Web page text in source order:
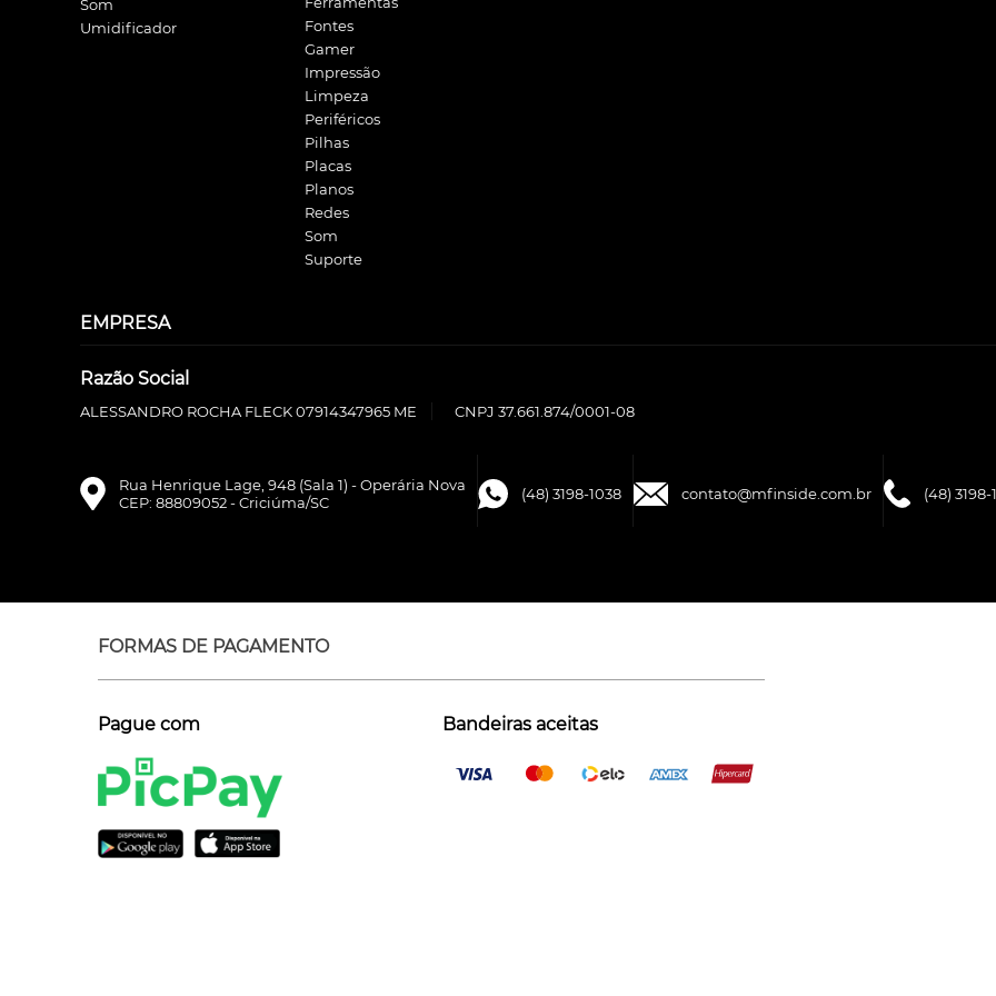
Som
Umidificador
Fontes
Gamer
Impressão
Limpeza
Periféricos
Pilhas
Placas
Planos
Redes
Som
Suporte
EMPRESA
Razão Social
ALESSANDRO ROCHA FLECK 07914347965 ME CNPJ 37.661.874/0001-08
Rua Henrique Lage, 948 (Sala 1) - Operária Nova
CEP: 88809052 - Criciúma/SC
(48) 3198-1038 contato@mfinside.com.br (48) 3198-
FORMAS DE PAGAMENTO
Pague com Bandeiras aceitas